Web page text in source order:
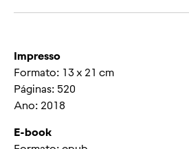
Impresso
Formato: 13 x 21 cm
Páginas: 520
Ano: 2018
E-book